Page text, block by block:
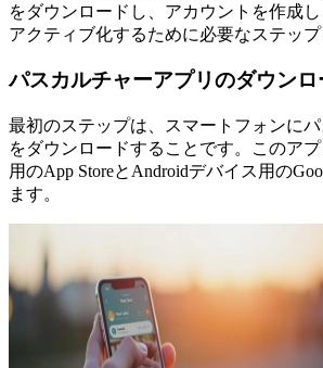
をダウンロードし、アカウントを作成
アクティブ化するために必要なステップ
パスカルチャーアプリのダウンロ
最初のステップは、スマートフォンに
をダウンロードすることです。このア
用のApp StoreとAndroidデバイス用の
ます。